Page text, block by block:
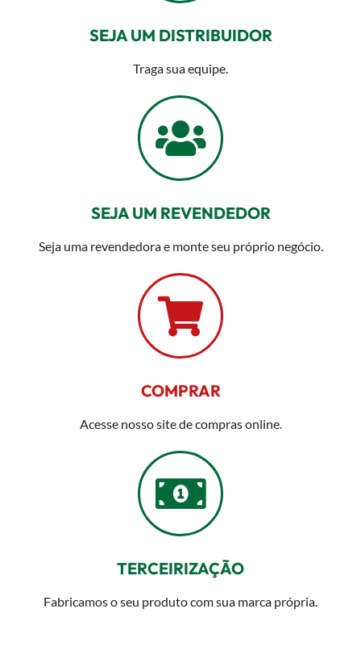
SEJA UM DISTRIBUIDOR
Traga sua equipe.
SEJA UM REVENDEDOR
Seja uma revendedora e monte seu próprio negócio.
COMPRAR
Acesse nosso site de compras online.
TERCEIRIZAÇÃO
Fabricamos o seu produto com sua marca própria.